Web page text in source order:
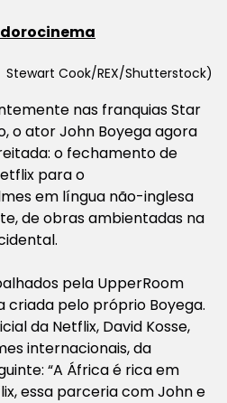
Cook/REX/Shutterstock)
nas franquias Star
o ator John Boyega agora
o fechamento de
para o
em língua não-inglesa
de obras ambientadas na
pela UpperRoom
criada pelo próprio Boyega.
da Netflix, David Kosse,
internacionais, da
“A África é rica em
essa parceria com John e